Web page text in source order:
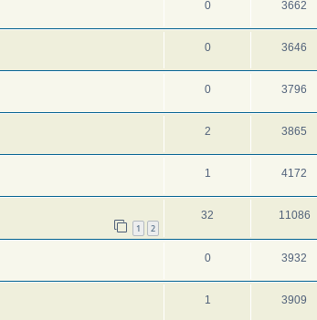
0 3662
0 3646
0 3796
2 3865
1 4172
1 2
32 11086
0 3932
1 3909